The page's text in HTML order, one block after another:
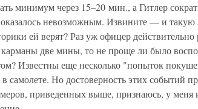
минимум через 15–20 мин., а Гитлер
невозможным. Извините — и
ей верят? Раз уж офицер
две мины, то не проще ли было
Известны еще несколько "попыток
самолете. Но достоверность этих событий
приведенных выше, признаюсь, у меня